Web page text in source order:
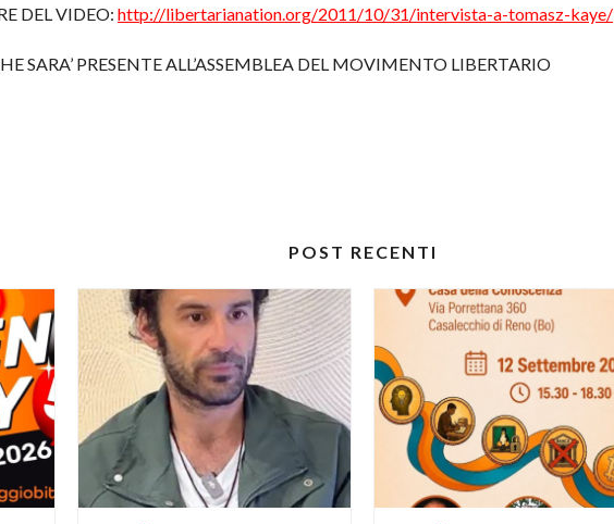
DEL VIDEO: http://libertarianation.org/2011/10/31/intervista-a-tomasz-kaye/
SARA’ PRESENTE ALL’ASSEMBLEA DEL MOVIMENTO LIBERTARIO
POST RECENTI